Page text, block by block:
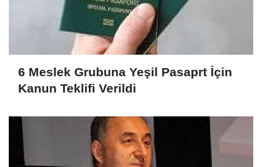
6 Meslek Grubuna Yeşil Pasaprt İçin
Kanun Teklifi Verildi